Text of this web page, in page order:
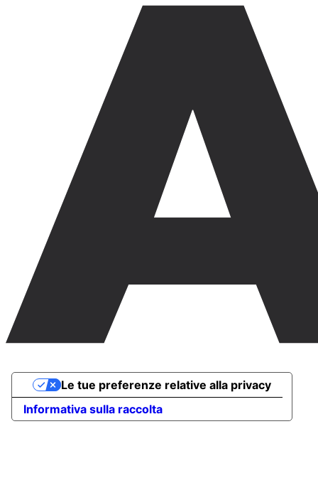
Informativa sulla raccolta
Le tue preferenze relative alla privacy